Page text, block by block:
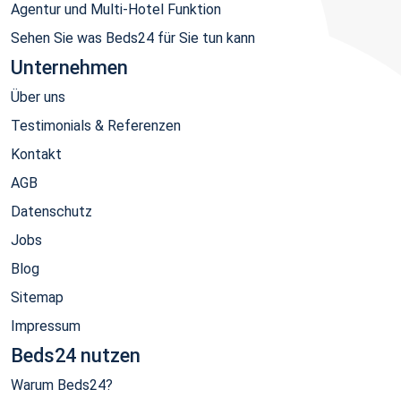
Agentur und Multi-Hotel Funktion
Sehen Sie was Beds24 für Sie tun kann
Unternehmen
Über uns
Testimonials & Referenzen
Kontakt
AGB
Datenschutz
Jobs
Blog
Sitemap
Impressum
Beds24 nutzen
Warum Beds24?